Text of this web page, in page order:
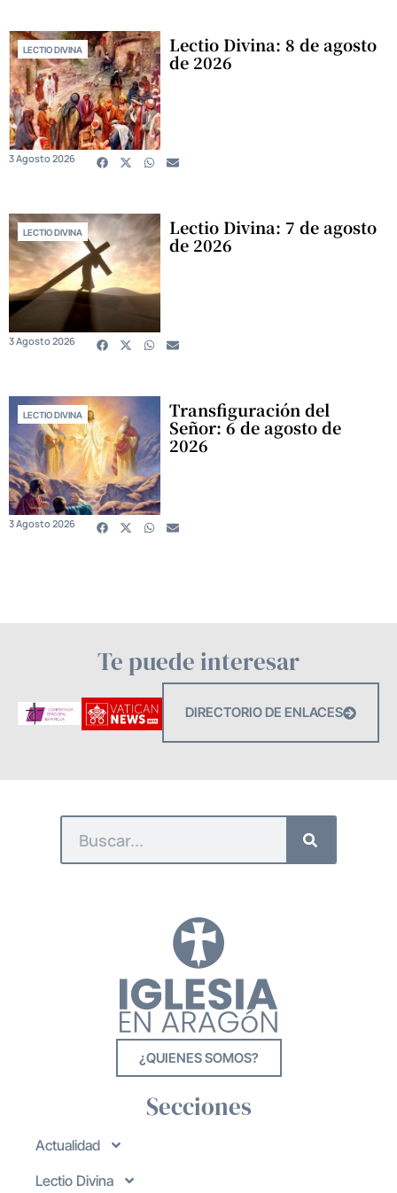
LECTIO DIVINA Lectio Divina: 8 de agosto
de 2026
3 Agosto 2026
LECTIO DIVINA Lectio Divina: 7 de agosto
de 2026
3 Agosto 2026
LECTIO DIVINA Transfiguración del
Señor: 6 de agosto de
2026
3 Agosto 2026
Te puede interesar
DIRECTORIO DE ENLACES
¿QUIENES SOMOS?
Secciones
Actualidad
Lectio Divina